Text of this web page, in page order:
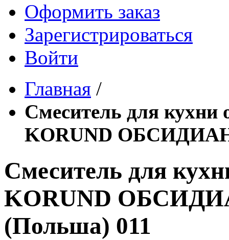
Оформить заказ
Зарегистрироваться
Войти
Главная /
Смеситель для
KORUND ОБСИДИАН
Смеситель для
KORUND
(Польша) 011